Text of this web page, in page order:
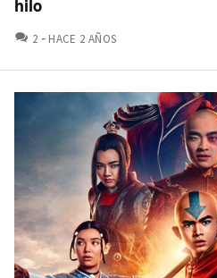
hilo
2 COMENTARIOS
HACE 2 AÑOS